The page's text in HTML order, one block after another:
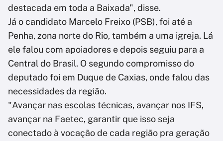
destacada em toda a Baixada", disse.
Já o candidato Marcelo Freixo (PSB), foi até a
Penha, zona norte do Rio, também a uma igreja. Lá
ele falou com apoiadores e depois seguiu para a
Central do Brasil. O segundo compromisso do
deputado foi em Duque de Caxias, onde falou das
necessidades da região.
"Avançar nas escolas técnicas, avançar nos IFS,
avançar na Faetec, garantir que isso seja
conectado à vocação de cada região pra geração